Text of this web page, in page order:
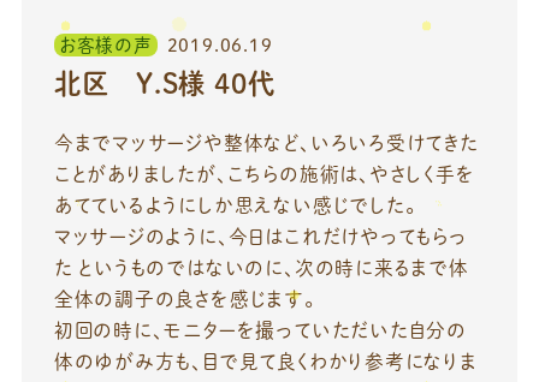
お客様の声 2019.06.19
北区 Y.S様 40代
今までマッサージや整体など、いろいろ受けてきた
ことがありましたが、こちらの施術は、やさしく手を
あてているようにしか思えない感じでした。
マッサージのように、今日はこれだけやってもらっ
た というものではないのに、次の時に来るまで体
全体の調子の良さを感じます。
初回の時に、モニターを撮っていただいた自分の
体のゆがみ方も、目で見て良くわかり参考になりま